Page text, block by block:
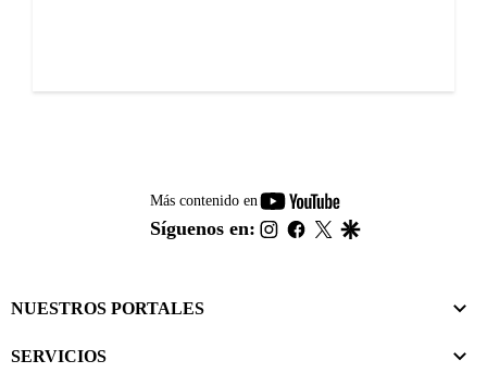
Más contenido en
youtube-
footer
Síguenos en: instagram
facebook
twitter
NUESTROS PORTALES
SERVICIOS